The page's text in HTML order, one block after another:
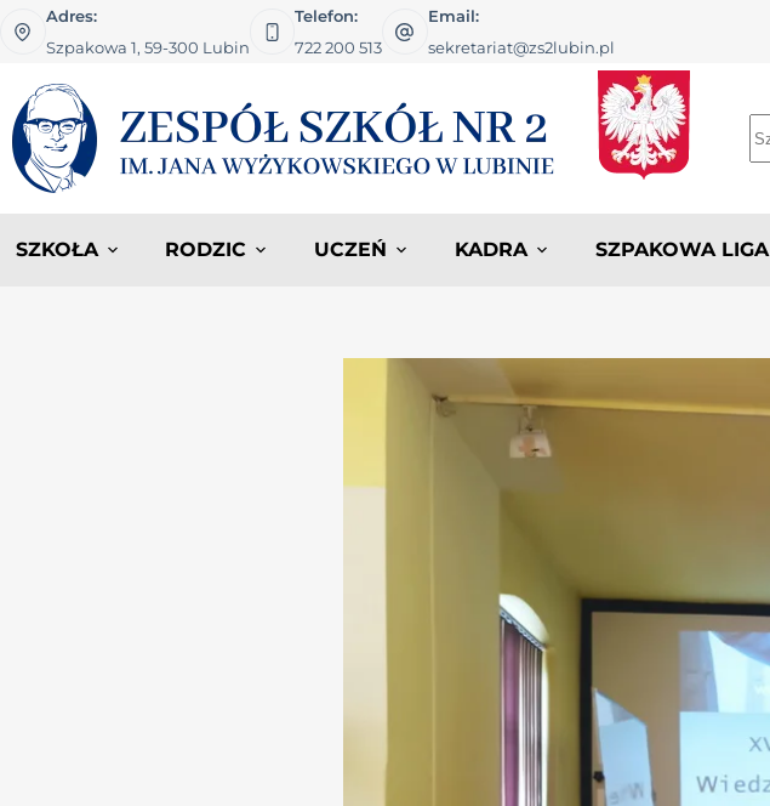
Adres:
Szpakowa 1, 59-300 Lubin
Telefon:
722 200 513
Email:
sekretariat@zs2lubin.pl
SZKOŁA RODZIC UCZEŃ KADRA SZPAKOWA LIGA